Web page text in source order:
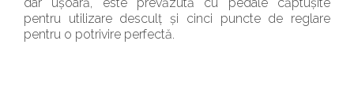
pentru utilizare desculț și cinci puncte de reglare
pentru o potrivire perfectă.